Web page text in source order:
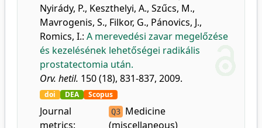
Nyirády, P., Keszthelyi, A., Szűcs, M.,
Mavrogenis, S., Filkor, G., Pánovics, J.,
Romics, I.: A merevedési zavar megelőzése
és kezelésének lehetőségei radikális
prostatectomia után.
Orv. hetil. 150 (18), 831-837, 2009.
doi DEA Scopus
Journal
metrics:
Q3 Medicine
(miscellaneous)